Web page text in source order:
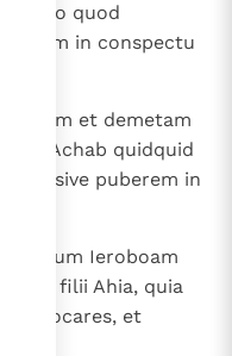
eo quod
malum in conspectu
malum et demetam
de Achab quidquid
sive puberem in
domum Ieroboam
filii Ahia, quia
provocares, et